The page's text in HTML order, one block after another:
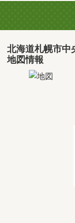
北海道札幌市中
地図情報